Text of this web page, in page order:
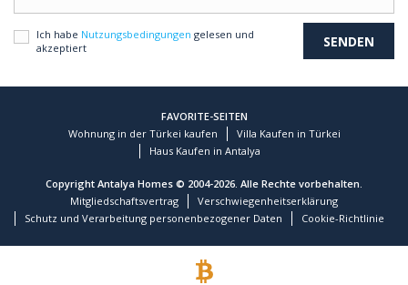
Ich habe Nutzungsbedingungen gelesen und
akzeptiert
FAVORITE-SEITEN
Wohnung in der Türkei kaufen
Villa Kaufen in Türkei
Haus Kaufen in Antalya
Copyright Antalya Homes © 2004-2026. Alle Rechte vorbehalten.
Mitgliedschaftsvertrag
Verschwiegenheitserklärung
Schutz und Verarbeitung personenbezogener Daten
Cookie-Richtlinie